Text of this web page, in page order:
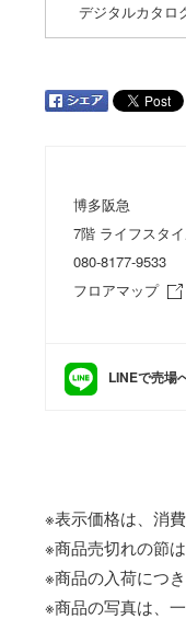
デジタルカタロ
博多阪急
7階 ライフスタ
080-8177-9533
フロアマップ
LINEで売場
※表示価格は、消
※商品売切れの節
※商品の入荷につ
※商品の写真は、